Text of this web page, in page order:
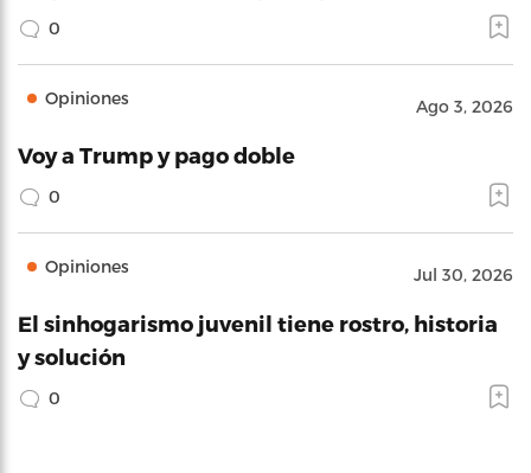
0
Opiniones Ago 3, 2026
Voy a Trump y pago doble
0
Opiniones Jul 30, 2026
El sinhogarismo juvenil tiene rostro, historia
y solución
0